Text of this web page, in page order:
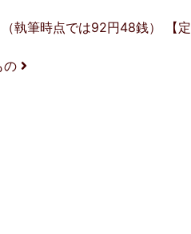
執筆時点では92円48銭） 【定
の